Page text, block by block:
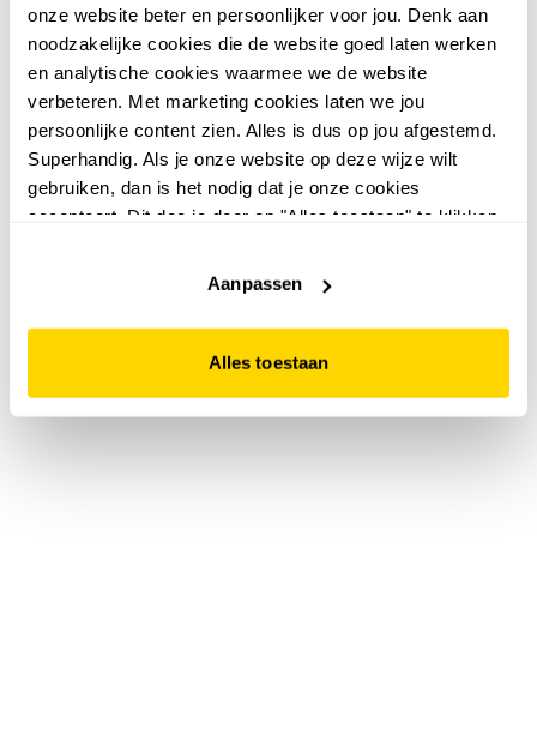
onze website beter en persoonlijker voor jou. Denk aan
noodzakelijke cookies die de website goed laten werken
en analytische cookies waarmee we de website
verbeteren. Met marketing cookies laten we jou
persoonlijke content zien. Alles is dus op jou afgestemd.
Superhandig. Als je onze website op deze wijze wilt
gebruiken, dan is het nodig dat je onze cookies
accepteert. Dit doe je door op "Alles toestaan" te klikken.
website niet optimaal functioneert.
Aanpassen
Alles toestaan